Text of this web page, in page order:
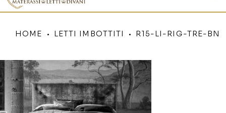
HOME LETTI IMBOTTITI R15-LI-RIG-TRE-BN